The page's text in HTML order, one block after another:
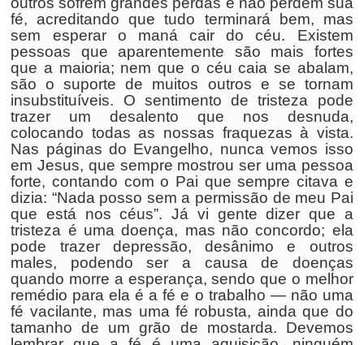
fé, acreditando que tudo terminará bem, mas
sem esperar o maná cair do céu. Existem
pessoas que aparentemente são mais fortes
que a maioria; nem que o céu caia se abalam,
são o suporte de muitos outros e se tornam
insubstituíveis. O sentimento de tristeza pode
trazer um desalento que nos desnuda,
colocando todas as nossas fraquezas à vista.
Nas páginas do Evangelho, nunca vemos isso
em Jesus, que sempre mostrou ser uma pessoa
forte, contando com o Pai que sempre citava e
dizia: “Nada posso sem a permissão de meu Pai
que está nos céus”. Já vi gente dizer que a
tristeza é uma doença, mas não concordo; ela
pode trazer depressão, desânimo e outros
males, podendo ser a causa de doenças
quando morre a esperança, sendo que o melhor
remédio para ela é a fé e o trabalho — não uma
fé vacilante, mas uma fé robusta, ainda que do
tamanho de um grão de mostarda. Devemos